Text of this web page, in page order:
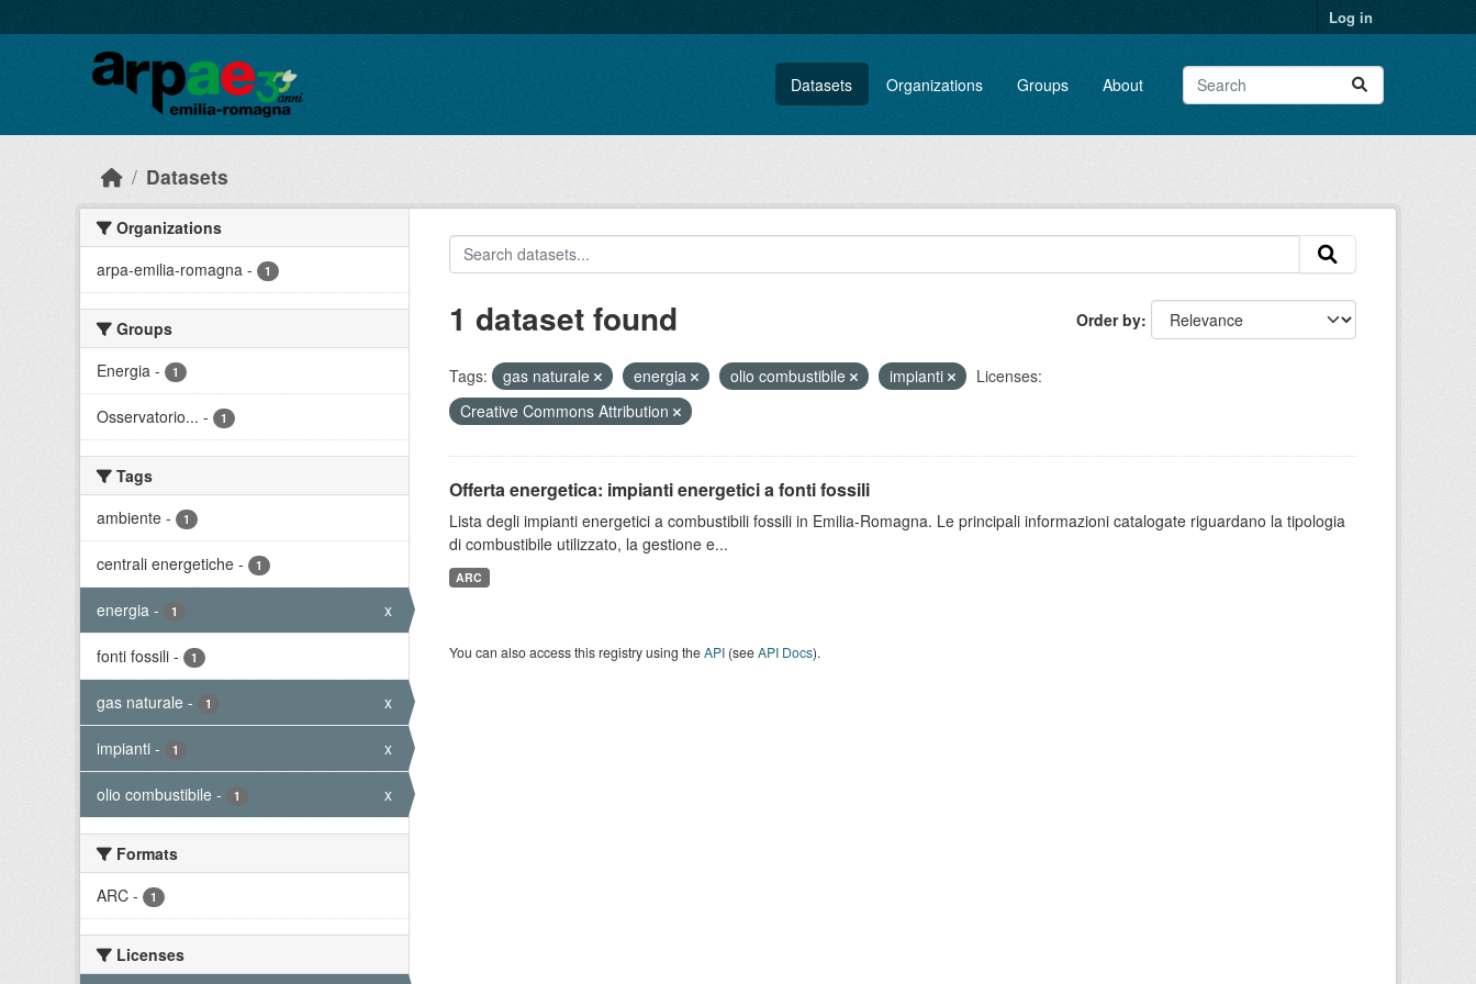
Log in
Datasets Organizations Groups About
Datasets
Organizations
arpa-emilia-romagna - 1
Groups
Energia - 1
Osservatorio... - 1
Tags
ambiente - 1
centrali energetiche - 1
energia - 1 x
fonti fossili - 1
gas naturale - 1 x
impianti - 1 x
olio combustibile - 1 x
Formats
ARC - 1
Licenses
Order by
1 dataset found
Tags: gas naturale energia olio combustibile impianti
Licenses:
Creative Commons Attribution
Offerta energetica: impianti energetici a fonti fossili
Lista degli impianti energetici a combustibili fossili in Emilia-Romagna. Le principali informazioni catalogate riguardano la tipologia
di combustibile utilizzato, la gestione e...
ARC
You can also access this registry using theAPI(seeAPI Docs).